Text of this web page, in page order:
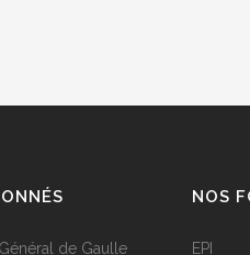
de Gaulle
NOS
EPI